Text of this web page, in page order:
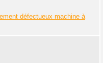
défectueux machine à